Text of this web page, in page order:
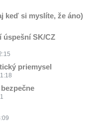
keď si myslíte, že áno)
úspešní SK/CZ
priemysel